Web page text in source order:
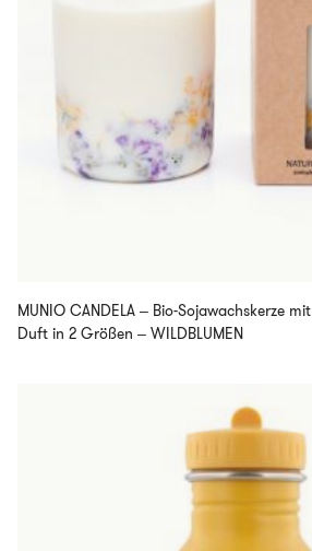
MUNIO CANDELA – Bio-Sojawachskerze mit
Duft in 2 Größen – WILDBLUMEN